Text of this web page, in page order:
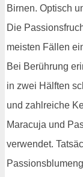
Birnen. Optisch
Die
meisten Fällen
Bei Berührung
in zwei Hälften
und zahlreiche
Maracuja und
verwendet.